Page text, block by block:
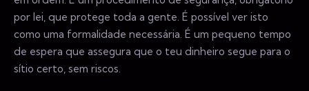
por lei, que protege toda a gente. É possível ver isto
como uma formalidade necessária. É um pequeno tempo
de espera que assegura que o teu dinheiro segue para o
sítio certo, sem riscos.